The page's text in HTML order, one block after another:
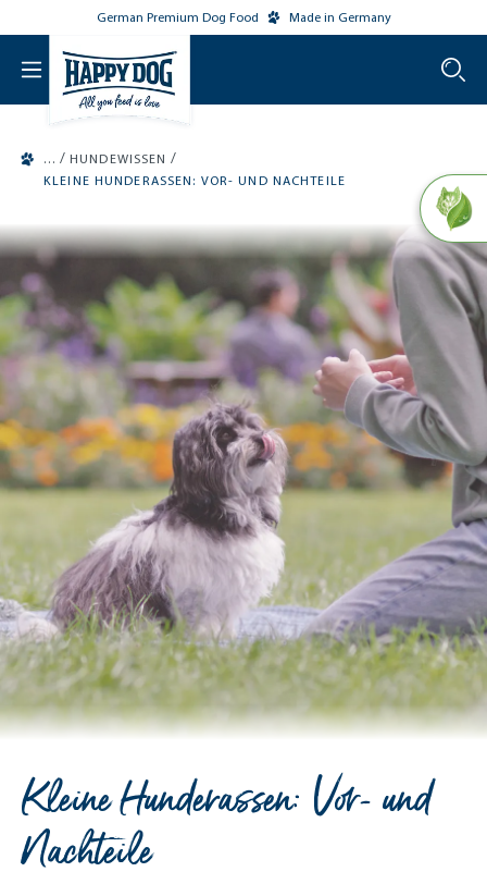
main contentGerman Premium Dog Food Made in Germany
/ HUNDEWISSEN /
KLEINE HUNDERASSEN: VOR- UND NACHTEILE
Kleine Hunderassen: Vor- und
Nachteile